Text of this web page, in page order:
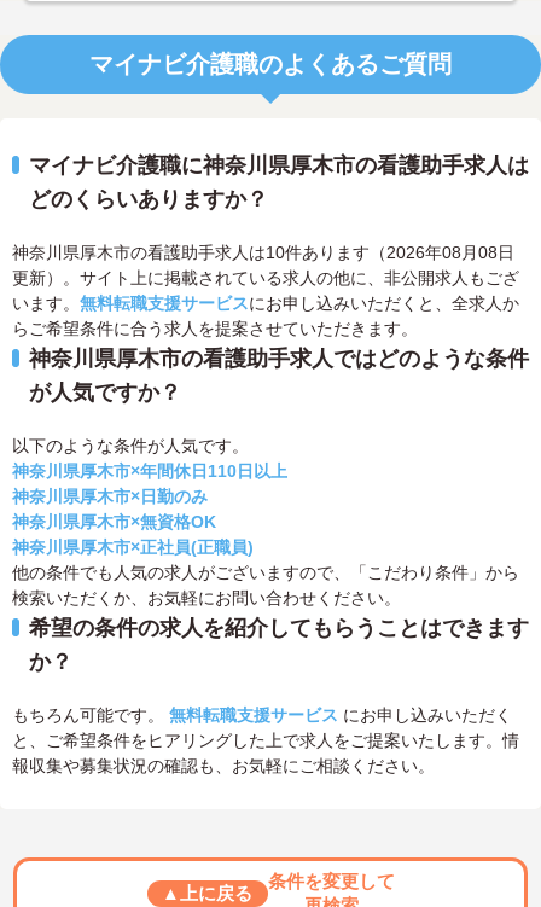
マイナビ介護職のよくあるご質問
マイナビ介護職に神奈川県厚木市の看護助手求人は
どのくらいありますか？
神奈川県厚木市の看護助手求人は10件あります（2026年08月08日
更新）。サイト上に掲載されている求人の他に、非公開求人もござ
います。 無料転職支援サービスにお申し込みいただくと、全求人か
らご希望条件に合う求人を提案させていただきます。
神奈川県厚木市の看護助手求人ではどのような条件
が人気ですか？
以下のような条件が人気です。
神奈川県厚木市×年間休日110日以上
神奈川県厚木市×日勤のみ
神奈川県厚木市×無資格OK
神奈川県厚木市×正社員(正職員)
他の条件でも人気の求人がございますので、「こだわり条件」から
検索いただくか、お気軽にお問い合わせください。
希望の条件の求人を紹介してもらうことはできます
か？
もちろん可能です。 無料転職支援サービス にお申し込みいただく
と、ご希望条件をヒアリングした上で求人をご提案いたします。情
報収集や募集状況の確認も、お気軽にご相談ください。
▲上に戻る
条件を変更して